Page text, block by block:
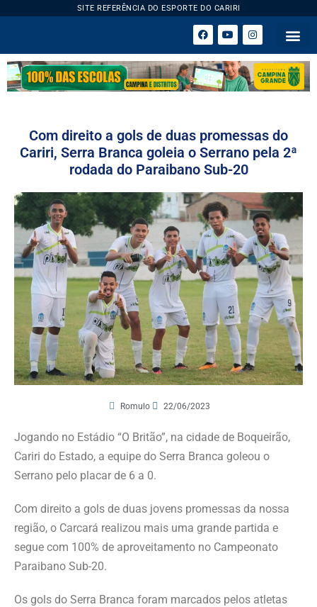
SITE REFERÊNCIA DO ESPORTE DO CARIRI
Com direito a gols de duas promessas do
Cariri, Serra Branca goleia o Serrano pela 2ª
rodada do Paraibano Sub-20
Romulo 22/06/2023
Jogando no Estádio “O Britão”, na cidade de Boqueirão,
Cariri do Estado, a equipe do Serra Branca goleou o
Serrano pelo placar de 6 a 0.
Com direito a gols de duas jovens promessas da nossa
região, o Carcará realizou mais uma grande partida e
segue com 100% de aproveitamento no Campeonato
Paraibano Sub-20.
Os gols do Serra Branca foram marcados pelos atletas